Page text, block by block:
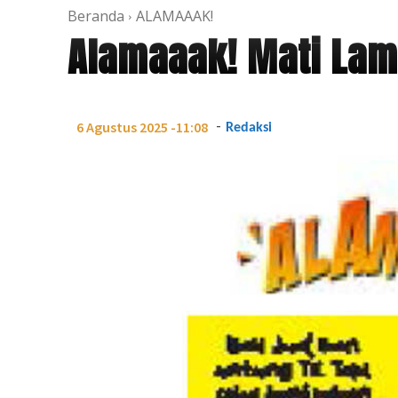
Beranda ALAMAAAK!
Alamaaak! Mati
6 Agustus 2025 -11:08 - Redaksi